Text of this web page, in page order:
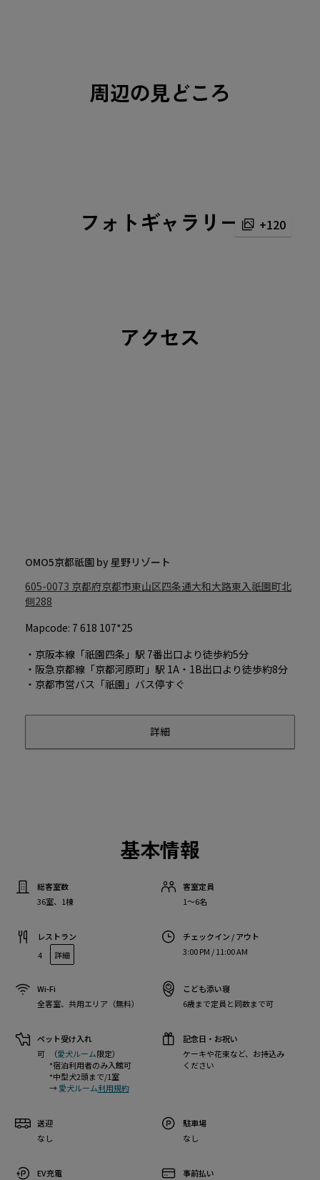
周辺の見どころ
フォトギャラリー +120
アクセス
OMO5京都祇園 by 星野リゾート
605-0073 京都府京都市東山区四条通大和大路東入祇園町北
側288
Mapcode: 7 618 107*25
・京阪本線「祇園四条」駅 7番出口より徒歩約5分
・阪急京都線「京都河原町」駅 1A・1B出口より徒歩約8分
・京都市営バス「祇園」バス停すぐ
詳細
基本情報
総客室数
36室、1棟
客室定員
1〜6名
レストラン
4
詳細
チェックイン / アウト
3:00 PM / 11:00 AM
Wi-Fi
全客室、共用エリア（無料）
こども添い寝
6歳まで定員と同数まで可
ペット受け入れ
可
（愛犬ルーム限定）
*宿泊利用者のみ入館可
*中型犬2頭まで/1室
→愛犬ルーム利用規約
記念日・お祝い
ケーキや花束など、お持込み
ください
送迎
なし
駐車場
なし
EV充電
事前払い